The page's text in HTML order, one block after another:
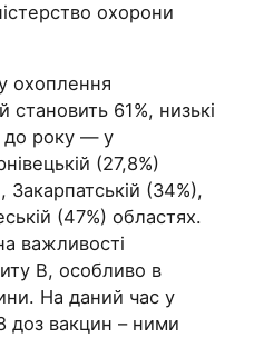
охорони
охоплення
61%, низькі
до року — у
(27,8%)
Закарпатській (34%),
(47%) областях.
важливості
В, особливо в
На даний час у
доз вакцин – ними